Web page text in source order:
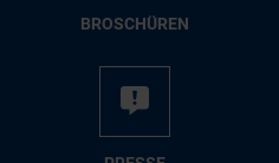
BRO­SCHÜ­REN